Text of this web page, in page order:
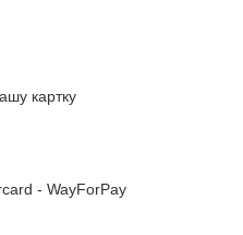
картку
- WayForPay